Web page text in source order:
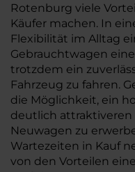
Rotenburg viele
Käufer machen. In
Flexibilität im Alltag
Gebrauchtwagen
trotzdem ein
Fahrzeug zu fahren.
die Möglichkeit, ein
deutlich attraktiveren
Neuwagen zu
Wartezeiten in Kauf
von den Vorteilen